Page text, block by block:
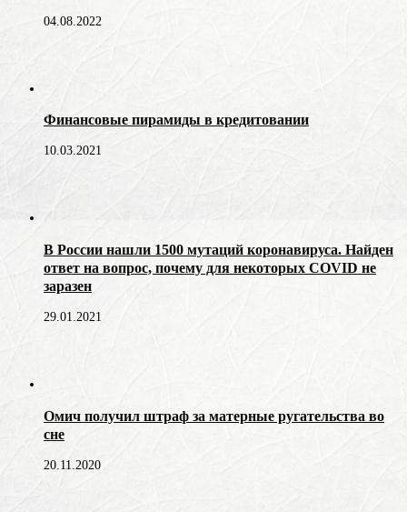
04.08.2022
Финансовые пирамиды в кредитовании
10.03.2021
В России нашли 1500 мутаций коронавируса. Найден
ответ на вопрос, почему для некоторых COVID не
заразен
29.01.2021
Омич получил штраф за матерные ругательства во
сне
20.11.2020